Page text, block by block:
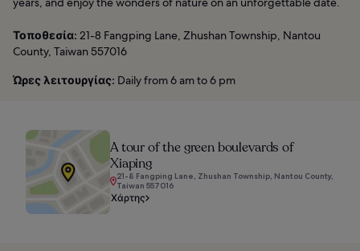
Τοποθεσία: 21-8 Fangping Lane, Zhushan Township, Nantou
County, Taiwan 557016
Ώρες λειτουργίας: Daily from 6 am to 6 pm
A tour of the green boulevards of
Xiaping
21-8 Fangping Lane, Zhushan Township, Nantou County,
Taiwan 557016
Χάρτης